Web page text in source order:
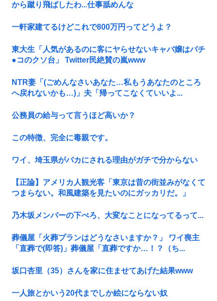
から蹴り飛ばしたわ...仕事舐めんな
一軒家建てるけどこれで800万円ってどうよ？
東大生「人気があるのに客にヤらせないキャバ嬢はパチ
●コのクソ台」 Twitter民絶賛の嵐www
NTR妻「(ごめんなさいあなた…私もうあなたのところ
へ戻れないかも…)」夫「帰ってこなくていいよ...
公務員の給与って言うほど高いか？
この特徴、完全に毒親です。
ワイ、埼玉県がバカにされる理由がガチで分からない
【正論】アメリカ人観光客「東京は昔の街並みがなくて
つまらない。和風建築を見たいのにガッカリだ。」
乃木坂メンバーの下ぺろ、大変なことになってるって...
葬儀屋「火葬プランはどうなさいますか？」 ワイ喪主
「直葬で(即答)」葬儀屋「直葬ですか…！？（ち...
坂口杏里（35）さんを家に住ませてあげた結果www
一人旅とかいう20代までしか絵にならない奴